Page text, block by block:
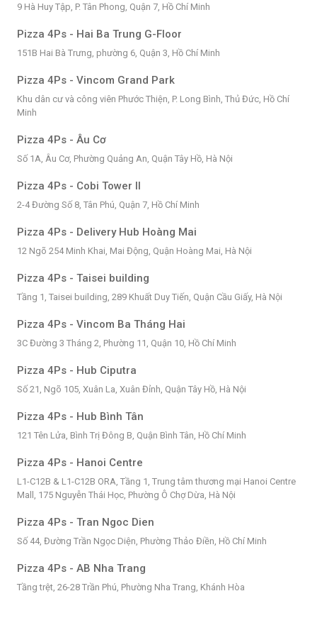
9 Hà Huy Tập, P. Tân Phong, Quận 7, Hồ Chí Minh
Pizza 4Ps - Hai Ba Trung G-Floor
151B Hai Bà Trưng, phường 6, Quận 3, Hồ Chí Minh
Pizza 4Ps - Vincom Grand Park
Khu dân cư và công viên Phước Thiện, P. Long Bình, Thủ Đức, Hồ Chí
Minh
Pizza 4Ps - Âu Cơ
Số 1A, Âu Cơ, Phường Quảng An, Quận Tây Hồ, Hà Nội
Pizza 4Ps - Cobi Tower II
2-4 Đường Số 8, Tân Phú, Quận 7, Hồ Chí Minh
Pizza 4Ps - Delivery Hub Hoàng Mai
12 Ngõ 254 Minh Khai, Mai Động, Quận Hoàng Mai, Hà Nội
Pizza 4Ps - Taisei building
Tầng 1, Taisei building, 289 Khuất Duy Tiến, Quận Cầu Giấy, Hà Nội
Pizza 4Ps - Vincom Ba Tháng Hai
3C Đường 3 Tháng 2, Phường 11, Quận 10, Hồ Chí Minh
Pizza 4Ps - Hub Ciputra
Số 21, Ngõ 105, Xuân La, Xuân Đỉnh, Quận Tây Hồ, Hà Nội
Pizza 4Ps - Hub Bình Tân
121 Tên Lửa, Bình Trị Đông B, Quận Bình Tân, Hồ Chí Minh
Pizza 4Ps - Hanoi Centre
L1-C12B & L1-C12B ORA, Tầng 1, Trung tâm thương mại Hanoi Centre
Mall, 175 Nguyễn Thái Học, Phường Ô Chợ Dừa, Hà Nội
Pizza 4Ps - Tran Ngoc Dien
Số 44, Đường Trần Ngọc Diện, Phường Thảo Điền, Hồ Chí Minh
Pizza 4Ps - AB Nha Trang
Tầng trệt, 26-28 Trần Phú, Phường Nha Trang, Khánh Hòa